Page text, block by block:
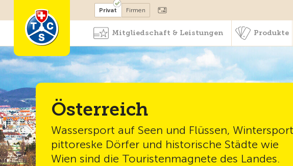
Mitglied werden
Privat Firmen
Mitgliedschaft & Leistungen Produkte
Österreich
Wassersport auf Seen und Flüssen,
pittoreske Dörfer und historische Städte wie
Wien sind die Touristenmagnete des Landes.